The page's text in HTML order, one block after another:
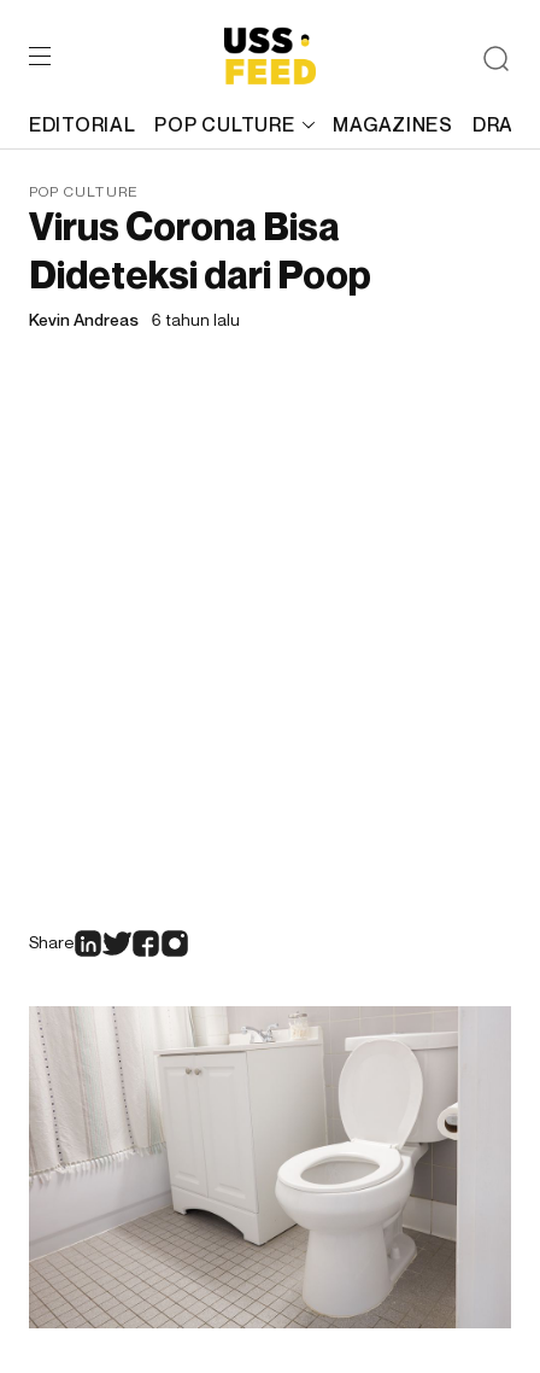
EDITORIAL POP CULTURE MAGAZINES
POP CULTURE
Virus Corona Bisa
Dideteksi dari Poop
Kevin Andreas 6 tahun lalu
Share